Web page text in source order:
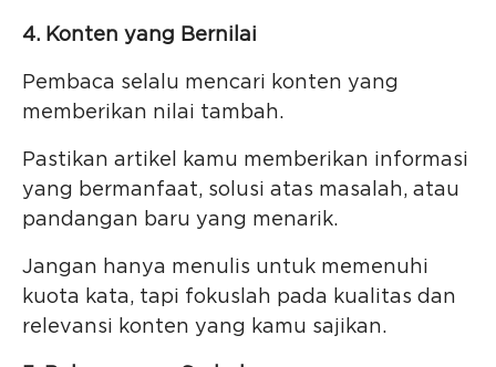
4. Konten yang Bernilai
Pembaca selalu mencari konten yang
memberikan nilai tambah.
Pastikan artikel kamu memberikan informasi
yang bermanfaat, solusi atas masalah, atau
pandangan baru yang menarik.
Jangan hanya menulis untuk memenuhi
kuota kata, tapi fokuslah pada kualitas dan
relevansi konten yang kamu sajikan.